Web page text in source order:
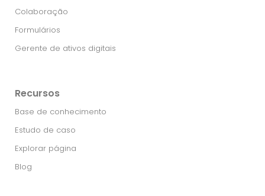
Colaboração
Formulários
Gerente de ativos digitais
Recursos
Base de conhecimento
Estudo de caso
Explorar página
Blog